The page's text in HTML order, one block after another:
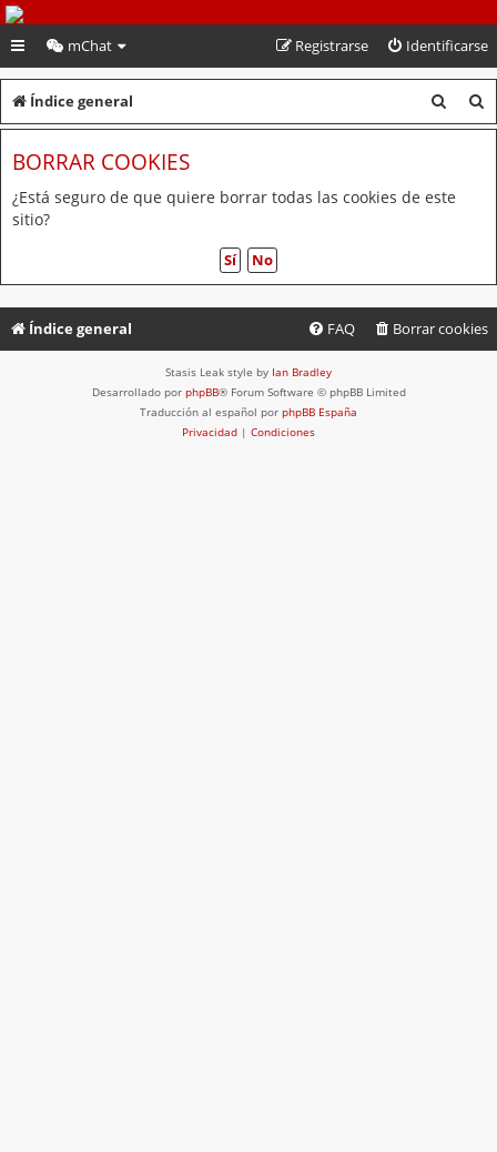
PeruVoley.com
mChat Identificarse
Registrarse
Índice general
u
u
c
BORRAR COOKIES
¿Está seguro de que quiere borrar todas las cookies de este
sitio?
Índice general Borrar cookies
FAQ
Stasis Leak style by Ian Bradley
Desarrollado por phpBB® Forum Software © phpBB Limited
Traducción al español por phpBB España
Privacidad | Condiciones